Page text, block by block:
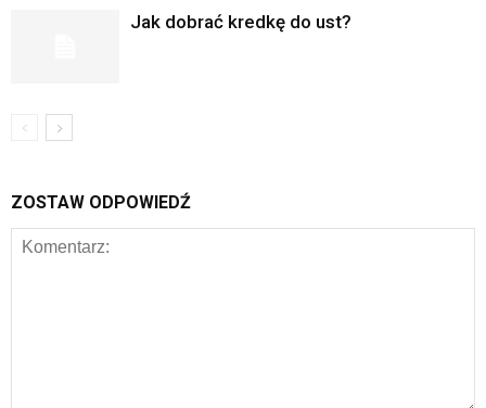
Jak dobrać kredkę do ust?
ZOSTAW ODPOWIEDŹ